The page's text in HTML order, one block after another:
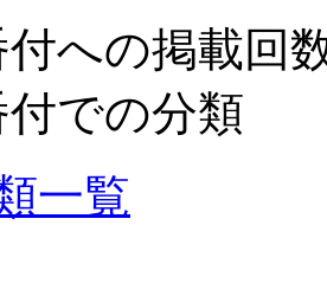
への掲載回
での分類
一覧